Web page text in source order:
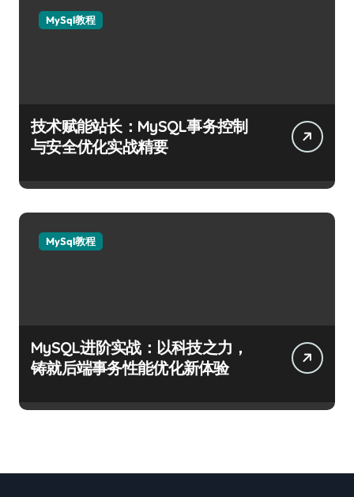
MySql教程
技术赋能站长：MySQL事务控制
与安全优化实战精要
MySql教程
MySQL进阶实战：以科技之力，
铸就后端事务性能优化新体验